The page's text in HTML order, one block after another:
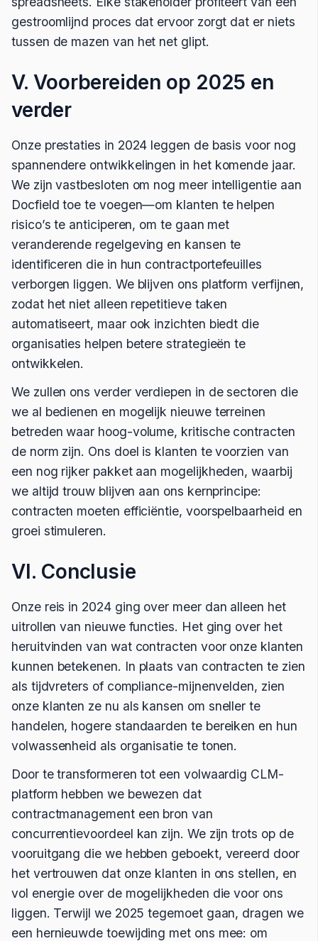
gestroomlijnd proces dat ervoor zorgt dat er niets
tussen de mazen van het net glipt.
V. Voorbereiden op 2025 en
verder
Onze prestaties in 2024 leggen de basis voor nog
spannendere ontwikkelingen in het komende jaar.
We zijn vastbesloten om nog meer intelligentie aan
Docfield toe te voegen—om klanten te helpen
risico’s te anticiperen, om te gaan met
veranderende regelgeving en kansen te
identificeren die in hun contractportefeuilles
verborgen liggen. We blijven ons platform verfijnen,
zodat het niet alleen repetitieve taken
automatiseert, maar ook inzichten biedt die
organisaties helpen betere strategieën te
ontwikkelen.
We zullen ons verder verdiepen in de sectoren die
we al bedienen en mogelijk nieuwe terreinen
betreden waar hoog-volume, kritische contracten
de norm zijn. Ons doel is klanten te voorzien van
een nog rijker pakket aan mogelijkheden, waarbij
we altijd trouw blijven aan ons kernprincipe:
contracten moeten efficiëntie, voorspelbaarheid en
groei stimuleren.
VI. Conclusie
Onze reis in 2024 ging over meer dan alleen het
uitrollen van nieuwe functies. Het ging over het
heruitvinden van wat contracten voor onze klanten
kunnen betekenen. In plaats van contracten te zien
als tijdvreters of compliance-mijnenvelden, zien
onze klanten ze nu als kansen om sneller te
handelen, hogere standaarden te bereiken en hun
volwassenheid als organisatie te tonen.
Door te transformeren tot een volwaardig CLM-
platform hebben we bewezen dat
contractmanagement een bron van
concurrentievoordeel kan zijn. We zijn trots op de
vooruitgang die we hebben geboekt, vereerd door
het vertrouwen dat onze klanten in ons stellen, en
vol energie over de mogelijkheden die voor ons
liggen. Terwijl we 2025 tegemoet gaan, dragen we
een hernieuwde toewijding met ons mee: om